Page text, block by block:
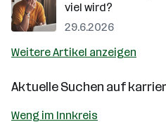
viel wird?
29.6.2026
Weitere Artikel anzeigen
Aktuelle Suchen auf
Weng im Innkreis